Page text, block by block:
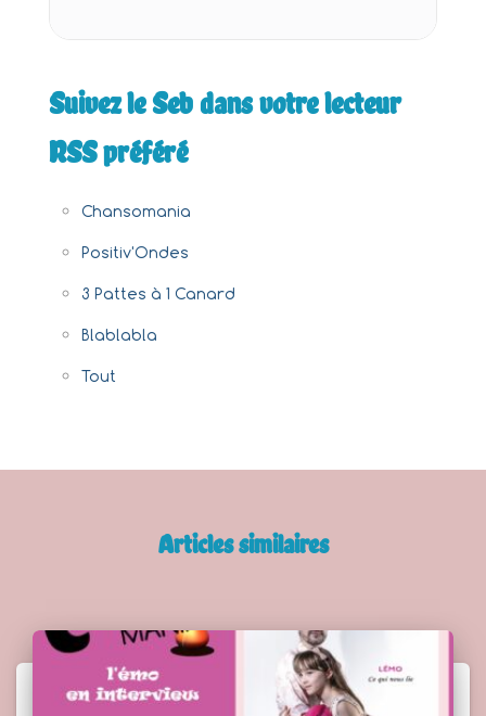
Suivez le Seb dans votre lecteur
RSS préféré
Chansomania
Positiv'Ondes
3 Pattes à 1 Canard
Blablabla
Tout
Articles similaires